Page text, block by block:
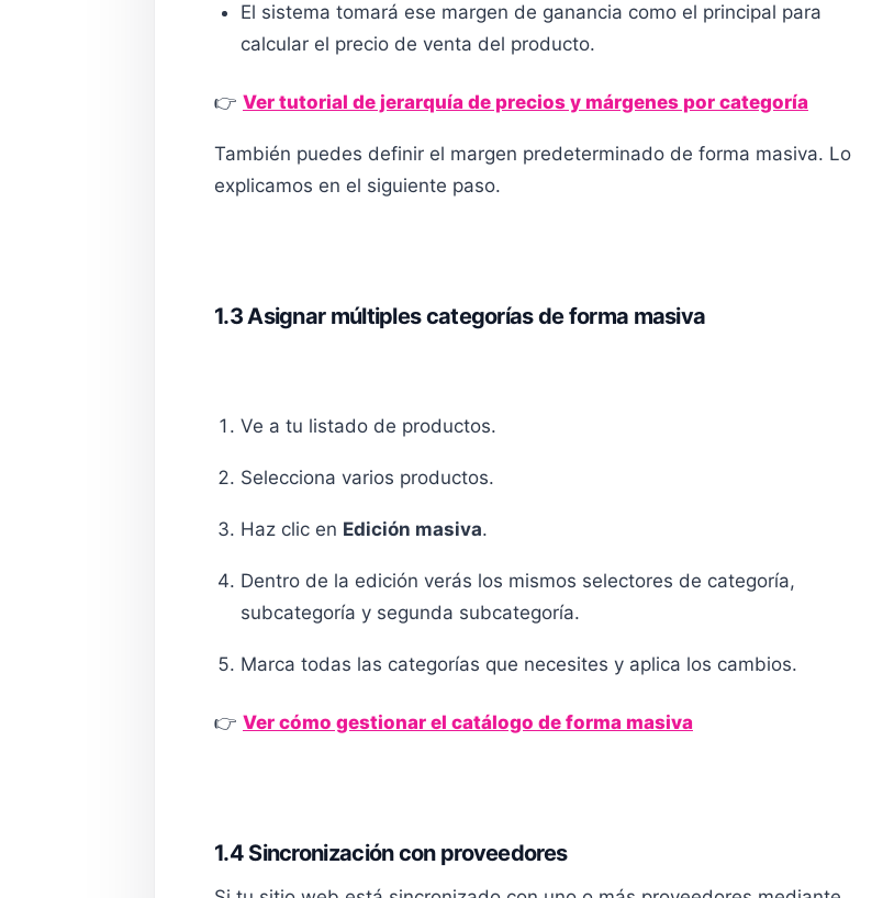
El sistema tomará ese margen de ganancia como el principal para
calcular el precio de venta del producto.
👉 Ver tutorial de jerarquía de precios y márgenes por categoría
También puedes definir el margen predeterminado de forma masiva. Lo
explicamos en el siguiente paso.
1.3 Asignar múltiples categorías de forma masiva
Ve a tu listado de productos.
Selecciona varios productos.
Haz clic en Edición masiva.
Dentro de la edición verás los mismos selectores de categoría,
subcategoría y segunda subcategoría.
Marca todas las categorías que necesites y aplica los cambios.
👉 Ver cómo gestionar el catálogo de forma masiva
1.4 Sincronización con proveedores